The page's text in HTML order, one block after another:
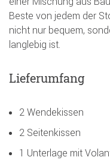
Beste von jedem der
nicht nur bequem,
langlebig ist.
Lieferumfang
2 Wendekissen
2 Seitenkissen
1 Unterlage mit